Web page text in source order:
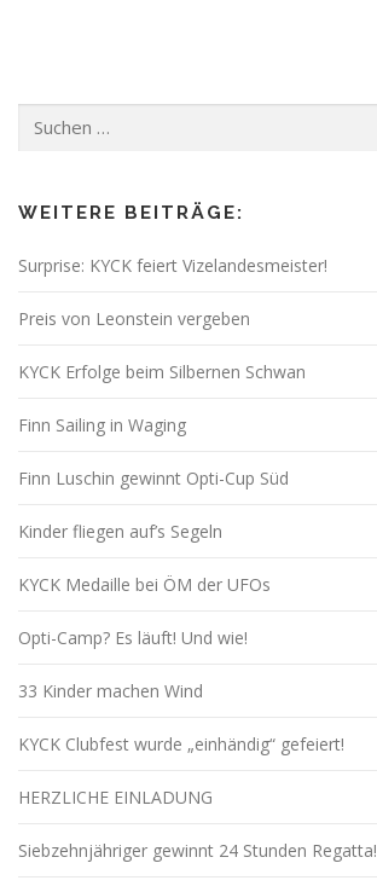
nach:
WEITERE BEITRÄGE:
Surprise: KYCK feiert Vizelandesmeister!
Preis von Leonstein vergeben
KYCK Erfolge beim Silbernen Schwan
Finn Sailing in Waging
Finn Luschin gewinnt Opti-Cup Süd
Kinder fliegen auf’s Segeln
KYCK Medaille bei ÖM der UFOs
Opti-Camp? Es läuft! Und wie!
33 Kinder machen Wind
KYCK Clubfest wurde „einhändig“ gefeiert!
HERZLICHE EINLADUNG
Siebzehnjähriger gewinnt 24 Stunden Regatta!